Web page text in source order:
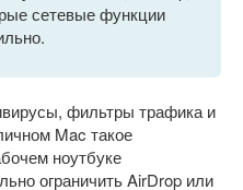
сетевые функции
фильтры трафика и
Mac такое
ноутбуке
ограничить AirDrop или